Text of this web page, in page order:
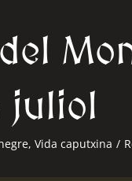
juliol
, Vida caputxina /